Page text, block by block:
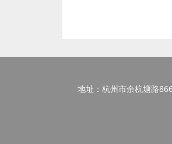
地址：杭州市余杭塘路